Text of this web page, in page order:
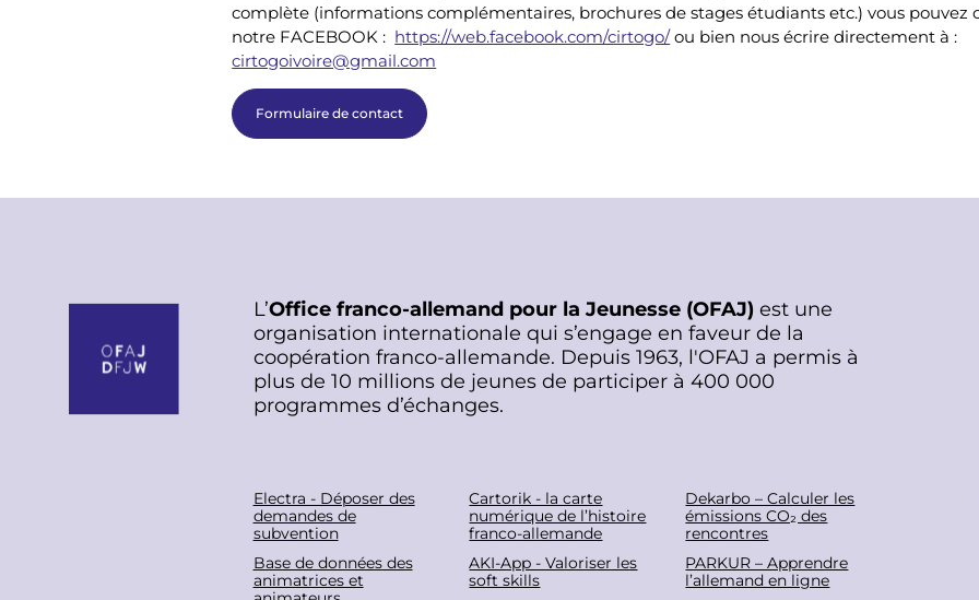
complète (informations complémentaires, brochures de stages étudiants etc.) vous pouvez
notre FACEBOOK : https://web.facebook.com/cirtogo/ou bien nous écrire directement à :
cirtogoivoire@gmail.com
Formulaire de contact
L’Office franco-allemand pour la Jeunesse (OFAJ) est une
organisation internationale qui s’engage en faveur de la
coopération franco-allemande. Depuis 1963, l'OFAJ a permis à
plus de 10 millions de jeunes de participer à 400 000
programmes d’échanges.
F
o
Electra - Déposer des
demandes de
subvention
Base de données des
animatrices et
Cartorik - la carte
numérique de l’histoire
franco-allemande
AKI-App - Valoriser les
soft skills
Dekarbo – Calculer les
émissions CO₂ des
rencontres
PARKUR – Apprendre
l’allemand en ligne